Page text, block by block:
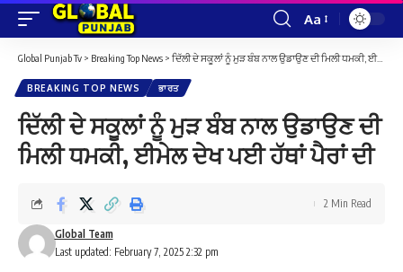
Font
Resizer
Aa
Global Punjab Tv > Breaking Top News > ਦਿੱਲੀ ਦੇ ਸਕੂਲਾਂ ਨੂੰ ਮੁੜ ਬੰਬ ਨਾਲ ਉਡਾਉਣ ਦੀ ਮਿਲੀ ਧਮਕੀ, ਈਮੇਲ ਦੇਖ ਪਈ ਹੱਥਾਂ ਪੈਰਾਂ ਦੀ
BREAKING TOP NEWS ਭਾਰਤ
ਦਿੱਲੀ ਦੇ ਸਕੂਲਾਂ ਨੂੰ ਮੁੜ ਬੰਬ ਨਾਲ ਉਡਾਉਣ ਦੀ
ਮਿਲੀ ਧਮਕੀ, ਈਮੇਲ ਦੇਖ ਪਈ ਹੱਥਾਂ ਪੈਰਾਂ ਦੀ
Last updated: February 7, 2025 2:32 pm
Global Team
2 Min Read